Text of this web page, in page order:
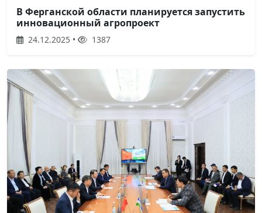
В Ферганской области планируется запустить
инновационный агропроект
24.12.2025 • 1387